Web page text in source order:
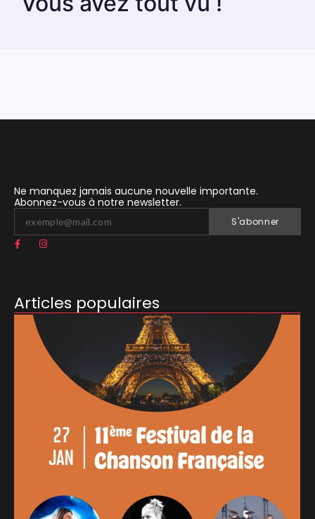
Ne manquez jamais aucune nouvelle importante.
Abonnez-vous à notre newsletter.
S'abonner
Articles populaires